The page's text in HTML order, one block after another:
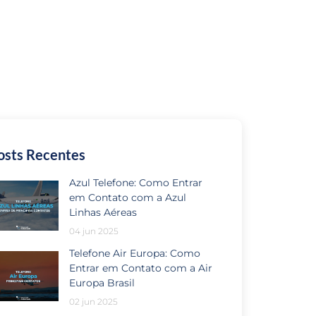
Recentes
Azul Telefone: Como Entrar
em Contato com a Azul
Linhas Aéreas
04 jun 2025
Telefone Air Europa: Como
Entrar em Contato com a Air
Europa Brasil
02 jun 2025